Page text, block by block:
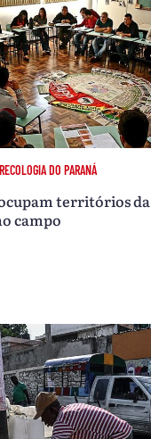
DO PARANÁ
territórios da
campo